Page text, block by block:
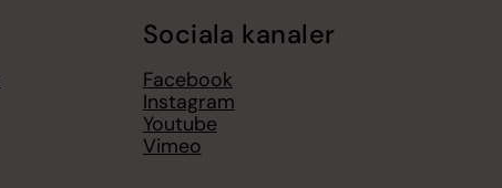
Sociala kanaler
Facebook
Instagram
Youtube
Vimeo